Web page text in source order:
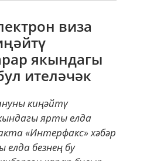
виза
якындагы
ителәчәк
киңәйтү
ярты елда
«Интерфакс» хәбәр
безнең бу